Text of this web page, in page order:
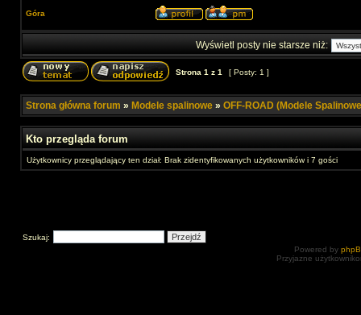
Góra
Wyświetl posty nie starsze niż:
Strona 1 z 1 [ Posty: 1 ]
Strona główna forum » Modele spalinowe » OFF-ROAD (Modele
Kto przegląda forum
Użytkownicy przeglądający ten dział: Brak zidentyfikowanych użytkowników i 7 gości
Szukaj:
Powered by
Przyjazne